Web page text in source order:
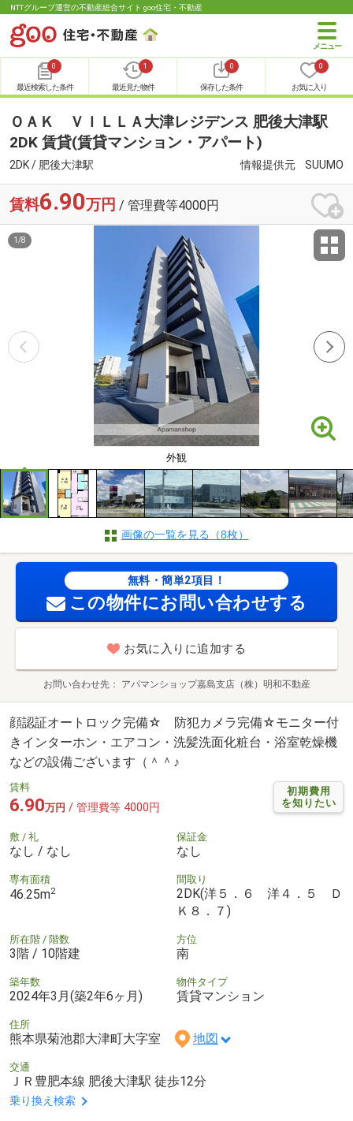
NTTグループ運営の不動産総合サイト goo住宅・不動産
0
最近検索した条件
1
最近見た物件
0
保存した条件
0
お気に入り
ＯＡＫ ＶＩＬＬＡ大津レジデンス 肥後大津駅
2DK 賃貸(賃貸マンション・アパート)
2DK / 肥後大津駅 情報提供元 SUUMO
賃料6.90万円 / 管理費等4000円
外観
1 /8
画像の一覧を見る（8枚）
無料・簡単2項目！
この物件にお問い合わせする
お気に入りに追加する
お問い合わせ先 アパマンショップ嘉島支店（株）明和不動産
顔認証オートロック完備☆ 防犯カメラ完備☆モニター付
きインターホン・エアコン・洗髪洗面化粧台・浴室乾燥機
などの設備ございます（＾＾♪
初期費用
を知りたい
賃料
6.90万円 / 管理費等 4000円
敷 / 礼
なし / なし
保証金
なし
専有面積
46.25m2
間取り
2DK(洋５．６ 洋４．５ Ｄ
Ｋ８．７)
所在階 / 階数
3階 / 10階建
方位
南
築年数
2024年3月(築2年6ヶ月)
物件タイプ
賃貸マンション
住所
熊本県菊池郡大津町大字室 地図
交通
ＪＲ豊肥本線 肥後大津駅 徒歩12分
乗り換え検索